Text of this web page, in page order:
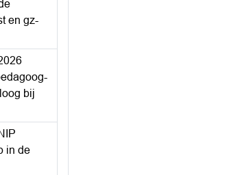
en gz-
bij
in de